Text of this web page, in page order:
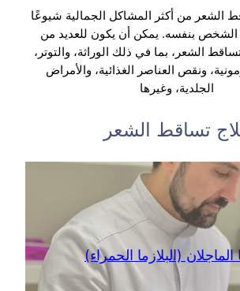
الشعر من أكثر المشاكل الجمالية شيوعًا
الشخص بنفسه. يمكن أن يكون للعديد من
الشعر، بما في ذلك الوراثة، والتوتر،
ونقص العناصر الغذائية، والأمراض
الجلدية، وغيرها
تساقط الشعر
الماجلان (البلازما الحمراء)